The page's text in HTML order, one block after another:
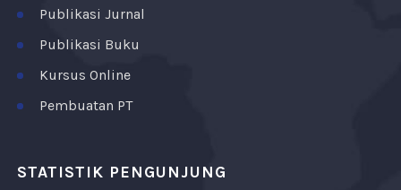
Publikasi Jurnal
Publikasi Buku
Kursus Online
Pembuatan PT
STATISTIK PENGUNJUNG